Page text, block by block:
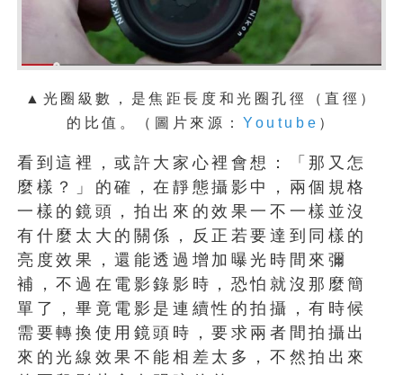
▲光圈級數，是焦距長度和光圈孔徑（直徑）
的比值。（圖片來源： Youtube ）
看到這裡，或許大家心裡會想：「那又怎
麼樣？」的確，在靜態攝影中，兩個規格
一樣的鏡頭，拍出來的效果一不一樣並沒
有什麼太大的關係，反正若要達到同樣的
亮度效果，還能透過增加曝光時間來彌
補，不過在電影錄影時，恐怕就沒那麼簡
單了，畢竟電影是連續性的拍攝，有時候
需要轉換使用鏡頭時，要求兩者間拍攝出
來的光線效果不能相差太多，不然拍出來